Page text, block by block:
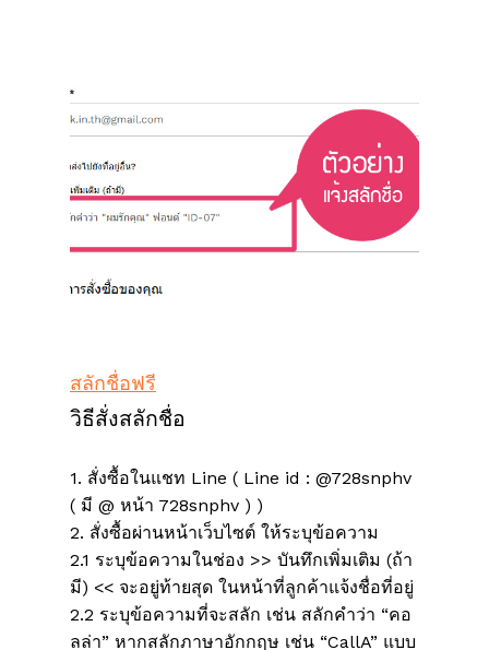
ไม่มีสินค้าในตะกร้า
สลักชื่อฟรี
วิธีสั่งสลักชื่อ
1. สั่งซื้อในแชท Line ( Line id : @728snphv
( มี @ หน้า 728snphv ) )
2. สั่งซื้อผ่านหน้าเว็บไซต์ ให้ระบุข้อความ
2.1 ระบุข้อความในช่อง >> บันทึกเพิ่มเติม (ถ้า
มี) << จะอยู่ท้ายสุด ในหน้าที่ลูกค้าแจ้งชื่อที่อยู่
2.2 ระบุข้อความที่จะสลัก เช่น สลักคำว่า “คอ
ลล่า” หากสลักภาษาอักกฤษ เช่น “CallA” แบบ